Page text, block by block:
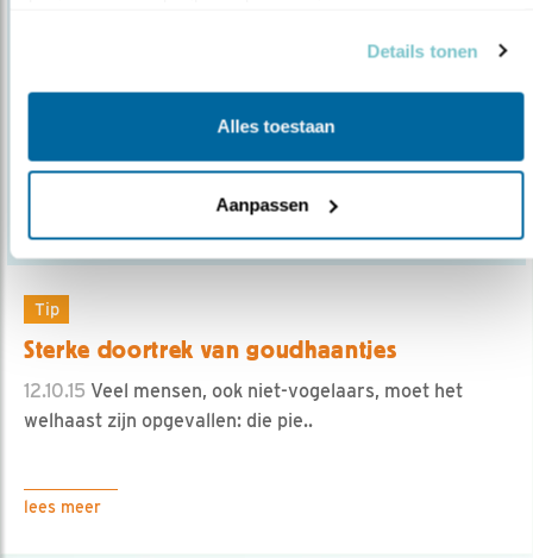
Details tonen
Alles toestaan
Aanpassen
Tip
Sterke doortrek van goudhaantjes
12.10.15 Veel mensen, ook niet-vogelaars, moet het
welhaast zijn opgevallen: die pie..
lees meer